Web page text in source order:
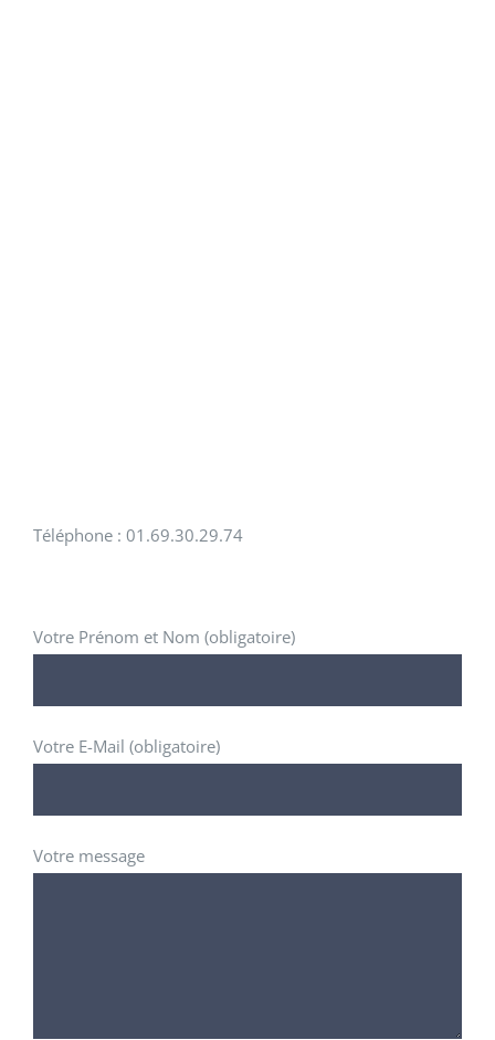
Téléphone : 01.69.30.29.74
Votre Prénom et Nom (obligatoire)
Votre E-Mail (obligatoire)
Votre message